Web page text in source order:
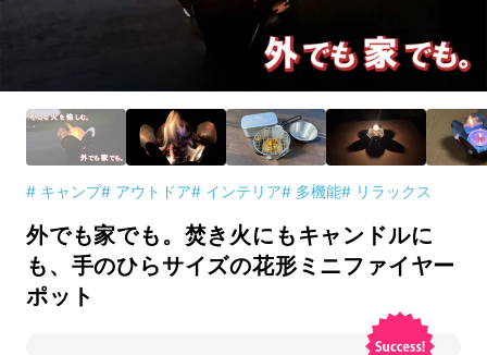
# キャンプ# アウトドア# インテリア# 多機能# リラックス
外でも家でも。焚き火にもキャンドルに
も、手のひらサイズの花形ミニファイヤー
ポット